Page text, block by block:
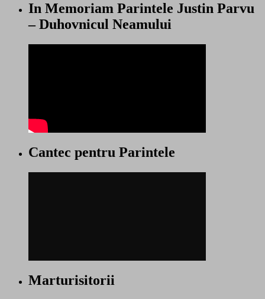
In Memoriam Parintele Justin Parvu
– Duhovnicul Neamului
Cantec pentru Parintele
Marturisitorii